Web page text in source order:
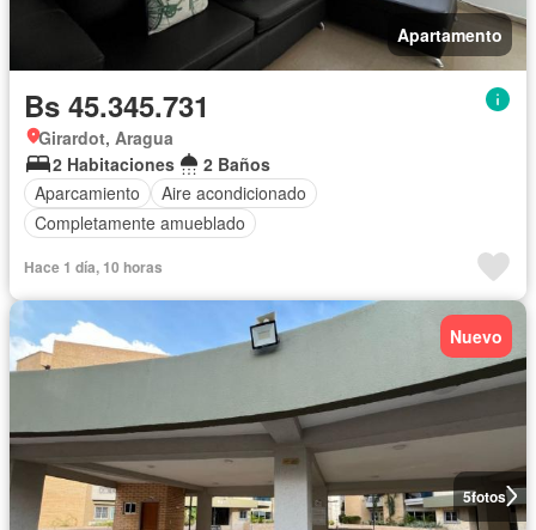
Apartamento
Bs 45.345.731
Girardot, Aragua
2 Habitaciones
2 Baños
Aparcamiento
Aire acondicionado
Completamente amueblado
Hace 1 día, 10 horas
5fotos
Nuevo